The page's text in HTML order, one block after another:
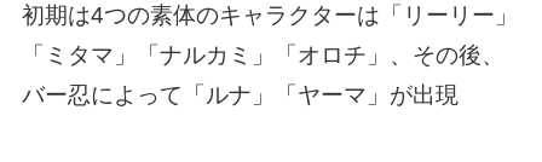
初期は4つの素体のキャラクターは「リーリー」
「ミタマ」「ナルカミ」「オロチ」、その後、
バー忍によって「ルナ」「ヤーマ」が出現